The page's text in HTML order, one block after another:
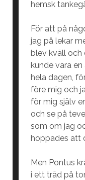
hemsk
För att på
jag på lekar
blev kväll och
kunde vara
hela dagen,
före mig och
för mig själv
och se på
som om jag
hoppades att
Men Pontus
i ett träd på